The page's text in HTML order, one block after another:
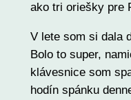
ako tri oriešky pre
V lete som si dala
Bolo to super,
klávesnice som
hodín spánku